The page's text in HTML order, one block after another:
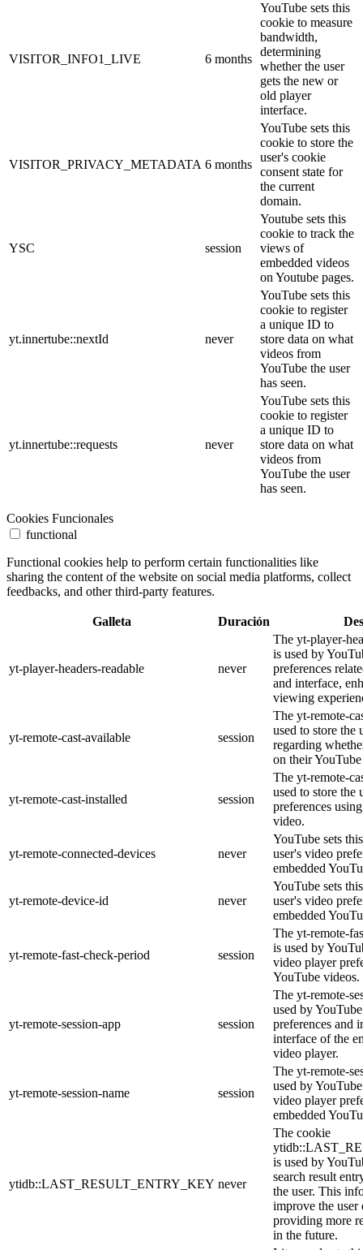
VISITOR_INFO1_LIVE 6 months
YouTube sets this
cookie to measure
bandwidth,
determining
whether the user
gets the new or
old player
interface.
VISITOR_PRIVACY_METADATA 6 months
YouTube sets this
cookie to store the
user's cookie
consent state for
the current
domain.
YSC session
Youtube sets this
cookie to track the
views of
embedded videos
on Youtube pages.
yt.innertube::nextId never
YouTube sets this
cookie to register
a unique ID to
store data on what
videos from
YouTube the user
has seen.
yt.innertube::requests never
YouTube sets this
cookie to register
a unique ID to
store data on what
videos from
YouTube the user
has seen.
Cookies Funcionales
functional
Functional cookies help to perform certain functionalities like
sharing the content of the website on social media platforms, collect
feedbacks, and other third-party features.
Galleta Duración
yt-player-headers-readable never
The yt-player-
is used by
preferences
and interface,
viewing
yt-remote-cast-available session
The yt-remote-
used to store the
regarding
on their
yt-remote-cast-installed session
The yt-remote-
used to store the
preferences
video.
yt-remote-connected-devices never
YouTube sets
user's video
embedded
yt-remote-device-id never
YouTube sets
user's video
embedded
yt-remote-fast-check-period session
The yt-remote-
is used by
video player
YouTube videos.
yt-remote-session-app session
The yt-remote-
used by
preferences and
interface of the
video player.
yt-remote-session-name session
The yt-remote-
used by
video player
embedded
ytidb::LAST_RESULT_ENTRY_KEY never
The cookie
is used by
search result
the user. This
improve the user
providing more
in the future.